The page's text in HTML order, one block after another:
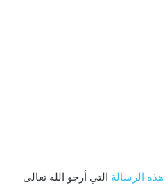
الرسالة التي أرجو الله تعالى